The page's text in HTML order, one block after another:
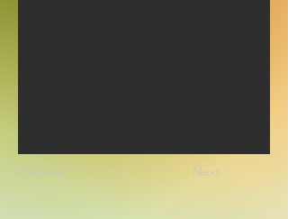
Previous Next